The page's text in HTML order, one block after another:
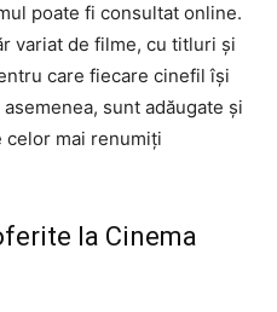
poate fi consultat online.
variat de filme, cu titluri și
care fiecare cinefil își
sunt adăugate și
mai renumiți
la Cinema